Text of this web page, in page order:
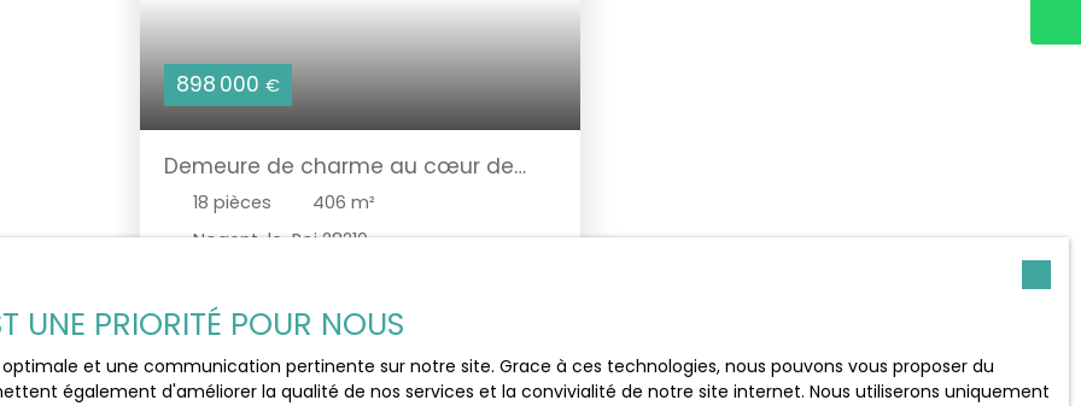
898 000 €
Demeure de charme au cœur de
Nogent-le-Roi – Parc clos,
dépendances et maison
indépendante
18 pièces 406 m²
Nogent-le-Roi 28210
d’exception À proximité immédiate des
commerces, écoles et des gares Transilien
N de Maintenon et Épernon. Au cœur de
Nogent-le-Roi (28210), cette propriété
UNE PRIORITÉ POUR NOUS
et une communication pertinente sur notre site. Grace à ces technologies, nous pouvons vous proposer du
également d'améliorer la qualité de nos services et la convivialité de notre site internet. Nous utiliserons uniquement